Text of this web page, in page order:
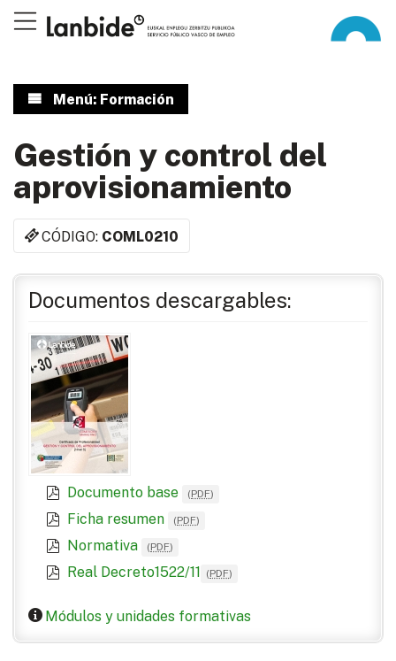
Menú: Formación
Gestión y control del
aprovisionamiento
CÓDIGO: COML0210
Documentos descargables:
Documento base (PDF)
Ficha resumen (PDF)
Normativa (PDF)
Real Decreto1522/11 (PDF)
Módulos y unidades formativas